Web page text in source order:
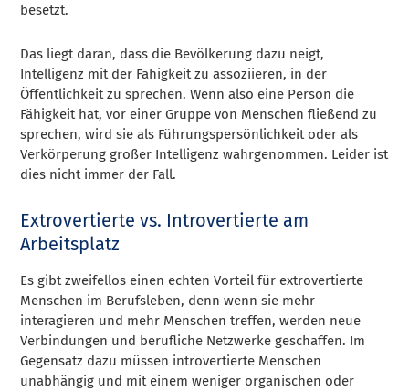
besetzt.
Das liegt daran, dass die Bevölkerung dazu neigt,
Intelligenz mit der Fähigkeit zu assoziieren, in der
Öffentlichkeit zu sprechen. Wenn also eine Person die
Fähigkeit hat, vor einer Gruppe von Menschen fließend zu
sprechen, wird sie als Führungspersönlichkeit oder als
Verkörperung großer Intelligenz wahrgenommen. Leider ist
dies nicht immer der Fall.
Extrovertierte vs. Introvertierte am
Arbeitsplatz
Es gibt zweifellos einen echten Vorteil für extrovertierte
Menschen im Berufsleben, denn wenn sie mehr
interagieren und mehr Menschen treffen, werden neue
Verbindungen und berufliche Netzwerke geschaffen. Im
Gegensatz dazu müssen introvertierte Menschen
unabhängig und mit einem weniger organischen oder